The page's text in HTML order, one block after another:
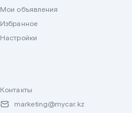
Мои объявления
Избранное
Настройки
Контакты
marketing@mycar.kz